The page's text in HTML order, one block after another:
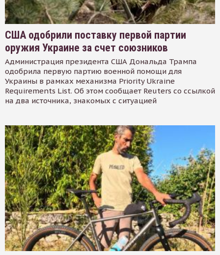
США одобрили поставку первой партии
оружия Украине за счет союзников
Администрация президента США Дональда Трампа
одобрила первую партию военной помощи для
Украины в рамках механизма Priority Ukraine
Requirements List. Об этом сообщает Reuters со ссылкой
на два источника, знакомых с ситуацией